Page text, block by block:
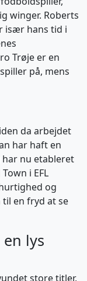
winger. Roberts
især hans tid i
Trøje er en
på, mens
da arbejdet
har haft en
nu etableret
i EFL
og
en fryd at se
lys
store titler,